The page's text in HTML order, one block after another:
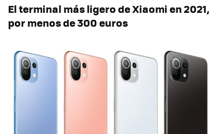
El terminal más ligero de Xiaomi en 2021,
por menos de 300 euros